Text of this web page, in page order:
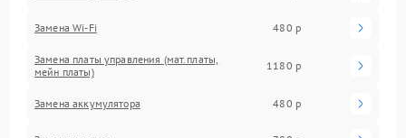
Замена Wi-Fi 480 р
Замена платы управления (мат.платы,
мейн платы)
1180 р
Замена аккумулятора 480 р